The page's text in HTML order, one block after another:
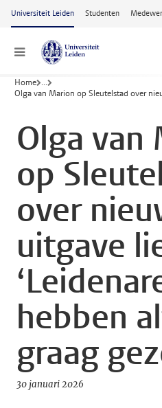
Ga naar hoofdinhoud
Universiteit Leiden Studenten
Menu
Home ...
Olga van Marion op Sleutelstad over
Olga van
op
over
uitgave
hebben
graag
30 januari 2026